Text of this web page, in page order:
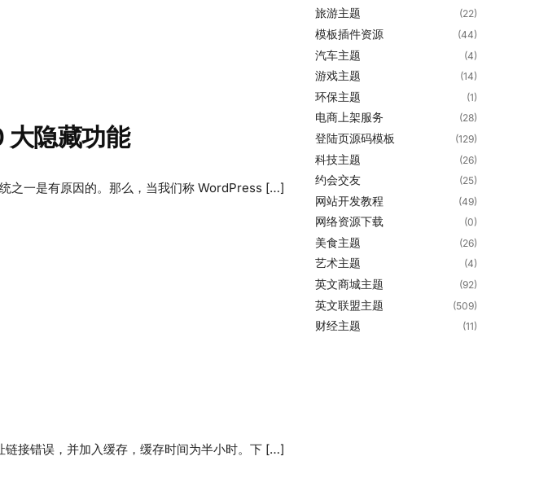
大隐藏功能
之一是有原因的。那么，当我们称 WordPress […]
接错误，并加入缓存，缓存时间为半小时。下 […]
旅游主题 (22)
模板插件资源 (44)
汽车主题 (4)
游戏主题 (14)
环保主题 (1)
电商上架服务 (28)
登陆页源码模板 (129)
科技主题 (26)
约会交友 (25)
网站开发教程 (49)
网络资源下载 (0)
美食主题 (26)
艺术主题 (4)
英文商城主题 (92)
英文联盟主题 (509)
财经主题 (11)